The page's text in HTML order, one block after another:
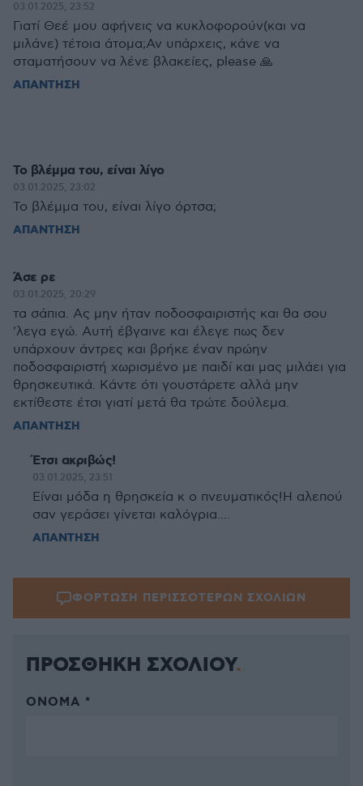
03.01.2025, 23:52
Γιατί Θεέ μου αφήνεις να κυκλοφορούν(και να
μιλάνε) τέτοια άτομα;Αν υπάρχεις, κάνε να
σταματήσουν να λένε βλακείες, please 🙏
ΑΠΑΝΤΗΣΗ
Το βλέμμα του, είναι λίγο
03.01.2025, 23:02
Το βλέμμα του, είναι λίγο όρτσα;
ΑΠΑΝΤΗΣΗ
Άσε ρε
03.01.2025, 20:29
τα σάπια. Ας μην ήταν ποδοσφαιριστής και θα σου
'λεγα εγώ. Αυτή έβγαινε και έλεγε πως δεν
υπάρχουν άντρες και βρήκε έναν πρώην
ποδοσφαιριστή χωρισμένο με παιδί και μας μιλάει για
θρησκευτικά. Κάντε ότι γουστάρετε αλλά μην
εκτίθεστε έτσι γιατί μετά θα τρώτε δούλεμα.
ΑΠΑΝΤΗΣΗ
Έτσι ακριβώς!
03.01.2025, 23:51
Είναι μόδα η θρησκεία κ ο πνευματικός!Η αλεπού
σαν γεράσει γίνεται καλόγρια....
ΑΠΑΝΤΗΣΗ
ΦΟΡΤΩΣΗ ΠΕΡΙΣΣΟΤΕΡΩΝ ΣΧΟΛΙΩΝ
ΠΡΟΣΘΗΚΗ ΣΧΟΛΙΟΥ
ΌΝΟΜΑ *